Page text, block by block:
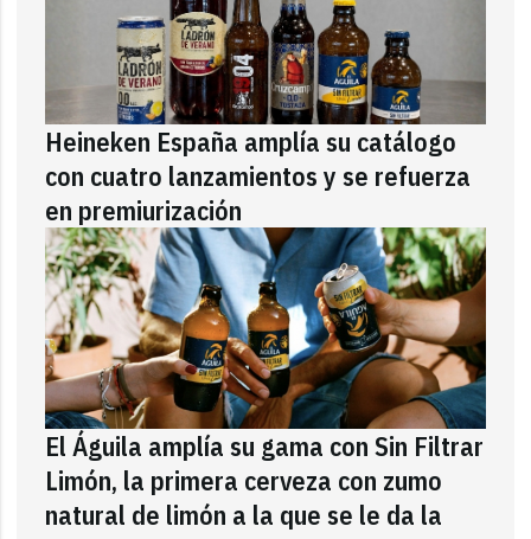
Heineken España amplía su catálogo
con cuatro lanzamientos y se refuerza
en premiurización
El Águila amplía su gama con Sin Filtrar
Limón, la primera cerveza con zumo
natural de limón a la que se le da la